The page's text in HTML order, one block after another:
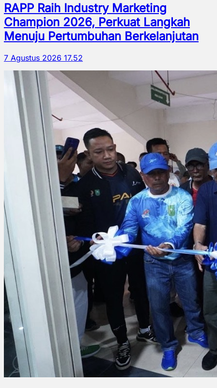
RAPP Raih Industry Marketing
Champion 2026, Perkuat Langkah
Menuju Pertumbuhan Berkelanjutan
7 Agustus 2026 17.52